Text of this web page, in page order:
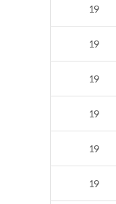
19
19
19
19
19
19